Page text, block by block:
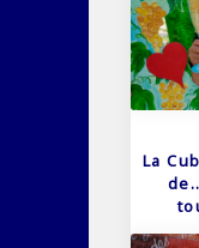
La